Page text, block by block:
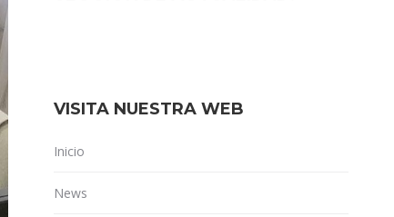
VISITA NUESTRA WEB
Inicio
News